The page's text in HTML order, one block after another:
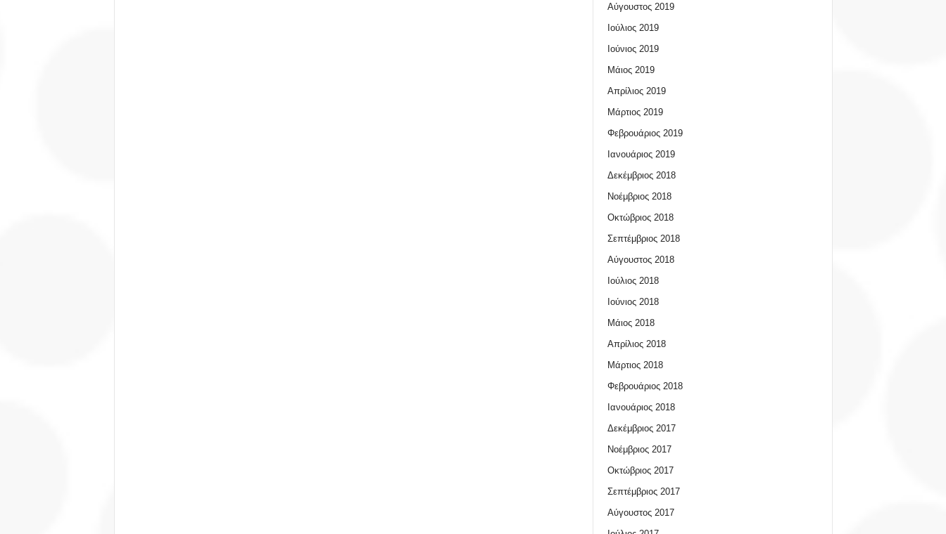
Αύγουστος 2019
Ιούλιος 2019
Ιούνιος 2019
Μάιος 2019
Απρίλιος 2019
Μάρτιος 2019
Φεβρουάριος 2019
Ιανουάριος 2019
Δεκέμβριος 2018
Νοέμβριος 2018
Οκτώβριος 2018
Σεπτέμβριος 2018
Αύγουστος 2018
Ιούλιος 2018
Ιούνιος 2018
Μάιος 2018
Απρίλιος 2018
Μάρτιος 2018
Φεβρουάριος 2018
Ιανουάριος 2018
Δεκέμβριος 2017
Νοέμβριος 2017
Οκτώβριος 2017
Σεπτέμβριος 2017
Αύγουστος 2017